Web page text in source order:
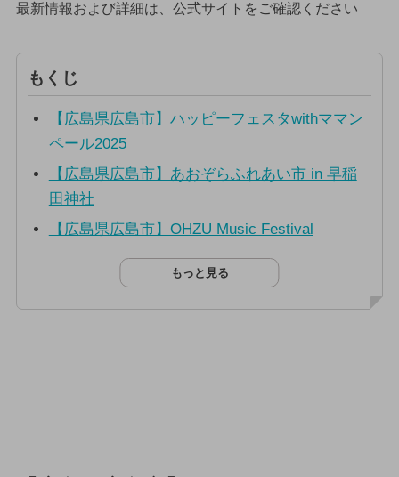
最新情報および詳細は、公式サイトをご確認ください
もくじ
【広島県広島市】ハッピーフェスタwithママン
ペール2025
【広島県広島市】あおぞらふれあい市 in 早稲
田神社
【広島県広島市】OHZU Music Festival
もっと見る